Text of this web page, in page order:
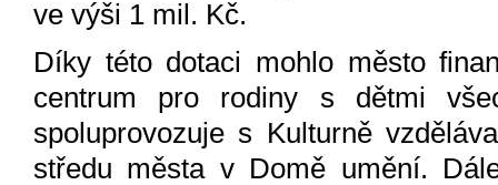
ve výši 1 mil. Kč.
Díky této dotaci mohlo město
centrum pro rodiny s dětmi
spoluprovozuje s Kulturně
středu města v Domě umění.